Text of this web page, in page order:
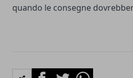
quando le consegne
FacebookTwitterWhatsapp